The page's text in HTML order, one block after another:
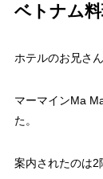
ベトナム
ホテルのお兄さ
マーマインMa
た。
案内されたのは2